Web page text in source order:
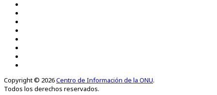
Copyright © 2026Centro de Información de la ONU.
Todos los derechos reservados.